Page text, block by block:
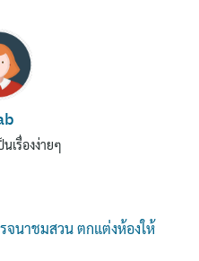
เรื่องง่ายๆ
จนาชมสวน ตกแต่งห้องให้